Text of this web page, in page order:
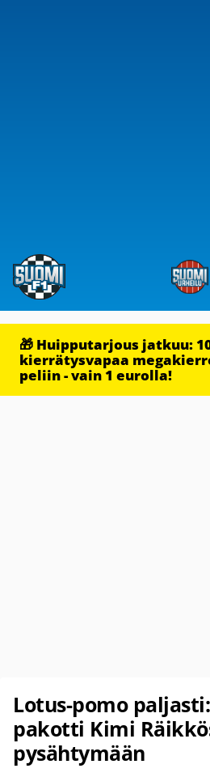
🎁 Huipputarjous jatkuu:
kierrätysvapaa
peliin - vain 1 eurolla!
Lotus-pomo
pakotti Kimi
pysähtymään